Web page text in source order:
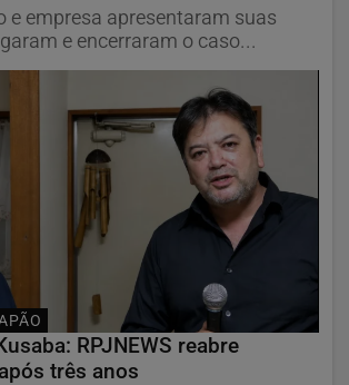
e empresa apresentaram suas
e encerraram o caso...
RPJNEWS reabre
três anos